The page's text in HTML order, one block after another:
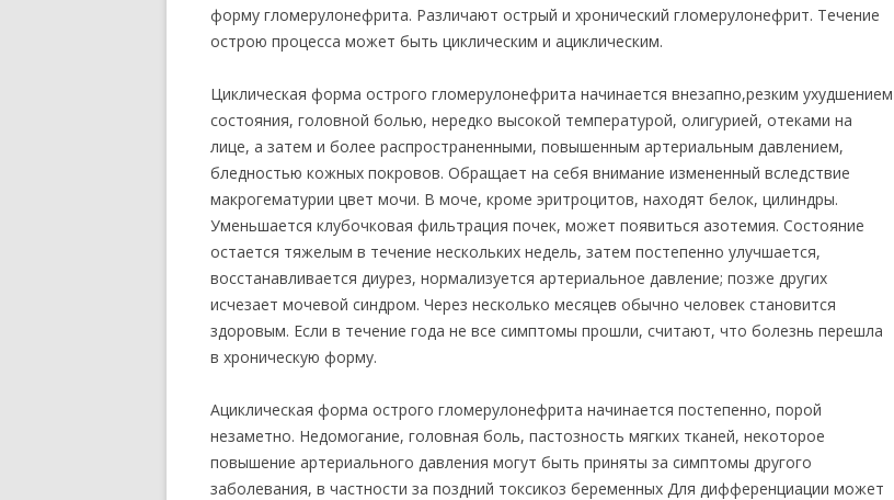
форму гломерулонефрита. Различают острый и хронический гломерулонефрит. Течение
острою процесса может быть циклическим и ациклическим.
Циклическая форма острого гломерулонефрита начинается внезапно,резким ухудшением
состояния, головной болью, нередко высокой температурой, олигурией, отеками на
лице, а затем и более распространенными, повышенным артериальным давлением,
бледностью кожных покровов. Обращает на себя внимание измененный вследствие
макрогематурии цвет мочи. В моче, кроме эритроцитов, находят белок, цилиндры.
Уменьшается клубочковая фильтрация почек, может появиться азотемия. Состояние
остается тяжелым в течение нескольких недель, затем постепенно улучшается,
восстанавливается диурез, нормализуется артериальное давление; позже других
исчезает мочевой синдром. Через несколько месяцев обычно человек становится
здоровым. Если в течение года не все симптомы прошли, считают, что болезнь перешла
в хроническую форму.
Ациклическая форма острого гломерулонефрита начинается постепенно, порой
незаметно. Недомогание, головная боль, пастозность мягких тканей, некоторое
повышение артериального давления могут быть приняты за симптомы другого
заболевания, в частности за поздний токсикоз беременных Для дифференциации может